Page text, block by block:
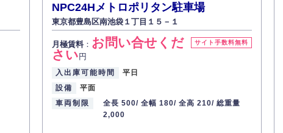
NPC24Hメトロポリタン駐車場
東京都豊島区南池袋１丁目１５－１
サイト手数料無料
月極賃料： お問い合せくだ
さい円
入出庫可能時間
平日
設備
平面
車両制限
全長 500/ 全幅 180/ 全高 210/ 総重量
2,000